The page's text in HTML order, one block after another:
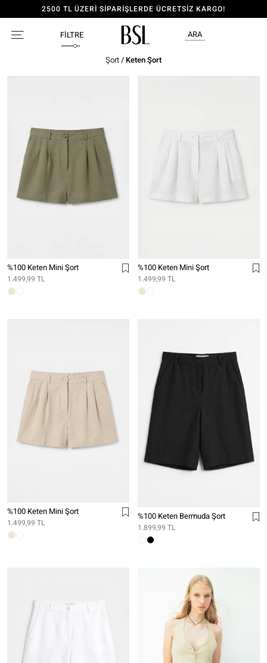
2500 TL ÜZERİ SİPARİŞLERDE ÜCRETSİZ KARGO!
FILTRE ARA
Şort/ Keten Şort
%100 Keten Mini Şort
1.499,99 TL
%100 Keten Mini Şort
1.499,99 TL
%100 Keten Mini Şort
1.499,99 TL
%100 Keten Bermuda Şort
1.899,99 TL